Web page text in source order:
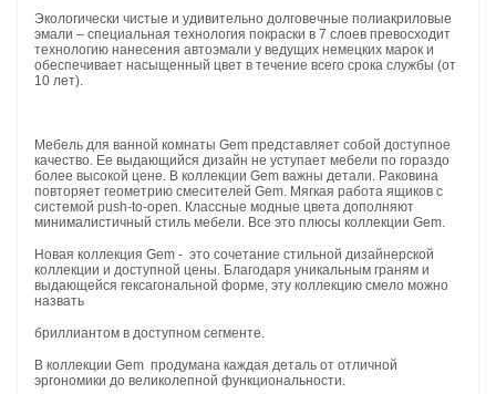
Экологически чистые и удивительно долговечные полиакриловые
эмали – специальная технология покраски в 7 слоев превосходит
технологию нанесения автоэмали у ведущих немецких марок и
обеспечивает насыщенный цвет в течение всего срока службы (от
10 лет).
Мебель для ванной комнаты Gem представляет собой доступное
качество. Ее выдающийся дизайн не уступает мебели по гораздо
более высокой цене. В коллекции Gem важны детали. Раковина
повторяет геометрию смесителей Gem. Мягкая работа ящиков с
системой push-to-open. Классные модные цвета дополняют
минималистичный стиль мебели. Все это плюсы коллекции Gem.
Новая коллекция Gem - это сочетание стильной дизайнерской
коллекции и доступной цены. Благодаря уникальным граням и
выдающейся гексагональной форме, эту коллекцию смело можно
назвать
бриллиантом в доступном сегменте.
В коллекции Gem продумана каждая деталь от отличной
эргономики до великолепной функциональности.